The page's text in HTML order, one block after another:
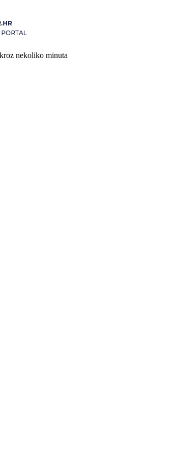
nekoliko minuta